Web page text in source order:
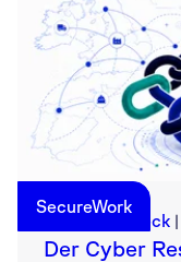
SecureWork
Sebastian Deck |
Der Cyber